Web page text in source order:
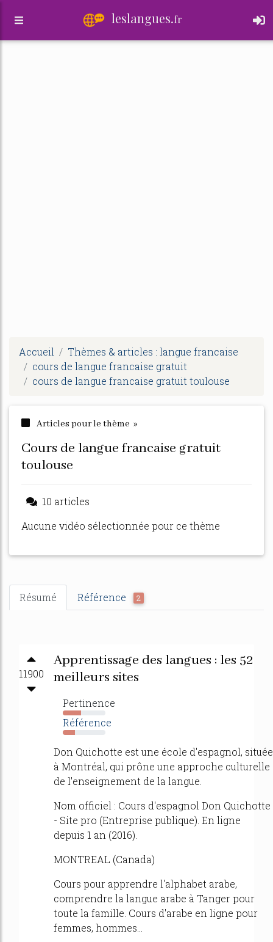
leslangues.fr
Accueil
Thèmes & articles : langue francaise
cours de langue francaise gratuit
cours de langue francaise gratuit toulouse
Articles pour le thème »
cours de langue francaise gratuit
toulouse
10 articles
Aucune vidéo sélectionnée pour ce thème
Résumé Référence 2
11900
Apprentissage des langues : les 52
meilleurs sites
Pertinence
43%
Référence
28%
Don Quichotte est une école d'espagnol, située
à Montréal, qui prône une approche culturelle
de l'enseignement de la langue.
Nom officiel : Cours d'espagnol Don Quichotte
- Site pro (Entreprise publique). En ligne
depuis 1 an (2016).
MONTREAL (Canada)
Cours pour apprendre l'alphabet arabe,
comprendre la langue arabe à Tanger pour
toute la famille. Cours d'arabe en ligne pour
femmes, hommes...